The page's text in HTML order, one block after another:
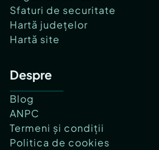
Sfaturi de securitate
Hartă județelor
Hartă site
Despre
Blog
ANPC
Termeni și condiții
Politica de cookies